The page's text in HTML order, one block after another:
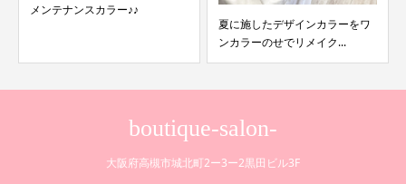
メンテナンスカラー♪♪
夏に施したデザインカラーをワ
ンカラーのせでリメイク...
boutique-salon-
大阪府高槻市城北町2ー3ー2黒田ビル3F